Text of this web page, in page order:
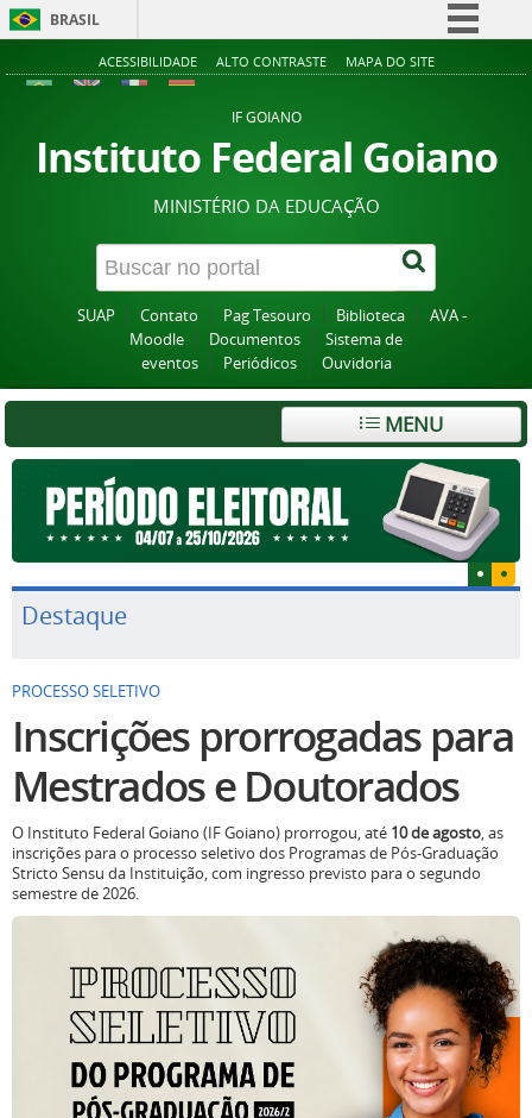
BRASIL
Simplifique!
Acesso à informação
Legislação
Canais
ACESSIBILIDADE ALTO CONTRASTE MAPA DO SITE
IF GOIANO
Instituto Federal Goiano
MINISTÉRIO DA EDUCAÇÃO
SUAP Contato Pag Tesouro Biblioteca
AVA -
Moodle
Documentos
Sistema de
eventos
Periódicos Ouvidoria
MENU
Destaque
PROCESSO SELETIVO
Inscrições prorrogadas para
Mestrados e Doutorados
O Instituto Federal Goiano (IF Goiano) prorrogou, até 10 de agosto, as
inscrições para o processo seletivo dos Programas de Pós-Graduação
Stricto Sensu da Instituição, com ingresso previsto para o segundo
semestre de 2026.